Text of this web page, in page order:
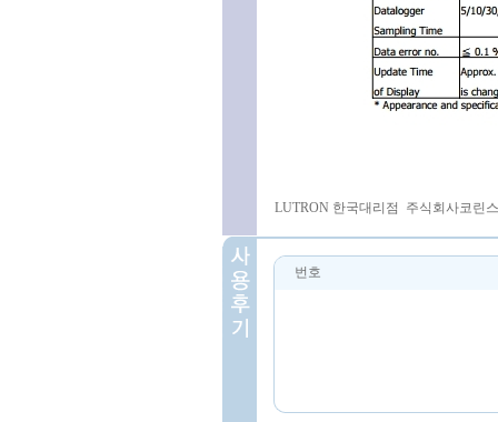
LUTRON 한국대리점 주식회사코린
번호